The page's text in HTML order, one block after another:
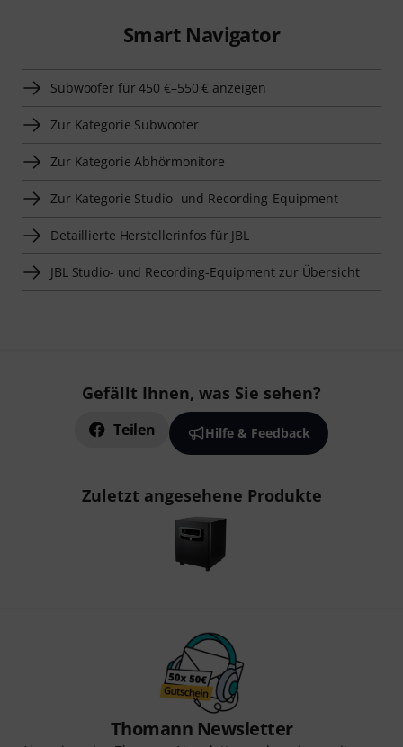
Smart Navigator
Subwoofer für 450 €–550 € anzeigen
Zur Kategorie Subwoofer
Zur Kategorie Abhörmonitore
Zur Kategorie Studio- und Recording-Equipment
Detaillierte Herstellerinfos für JBL
JBL Studio- und Recording-Equipment zur Übersicht
Gefällt Ihnen, was Sie sehen?
Teilen Hilfe & Feedback
Zuletzt angesehene Produkte
Thomann Newsletter